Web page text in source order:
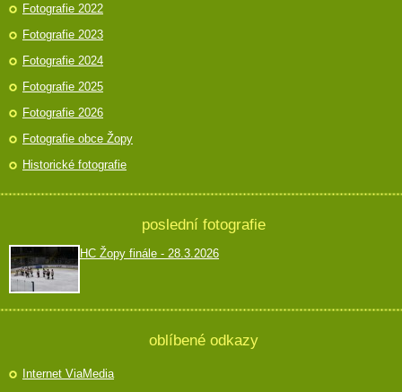
Fotografie 2022
Fotografie 2023
Fotografie 2024
Fotografie 2025
Fotografie 2026
Fotografie obce Žopy
Historické fotografie
poslední fotografie
HC Žopy finále - 28.3.2026
oblíbené odkazy
Internet ViaMedia